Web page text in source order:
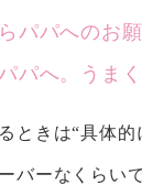
パパへのお
パへ。うま
ときは“具体的
バーなくらい